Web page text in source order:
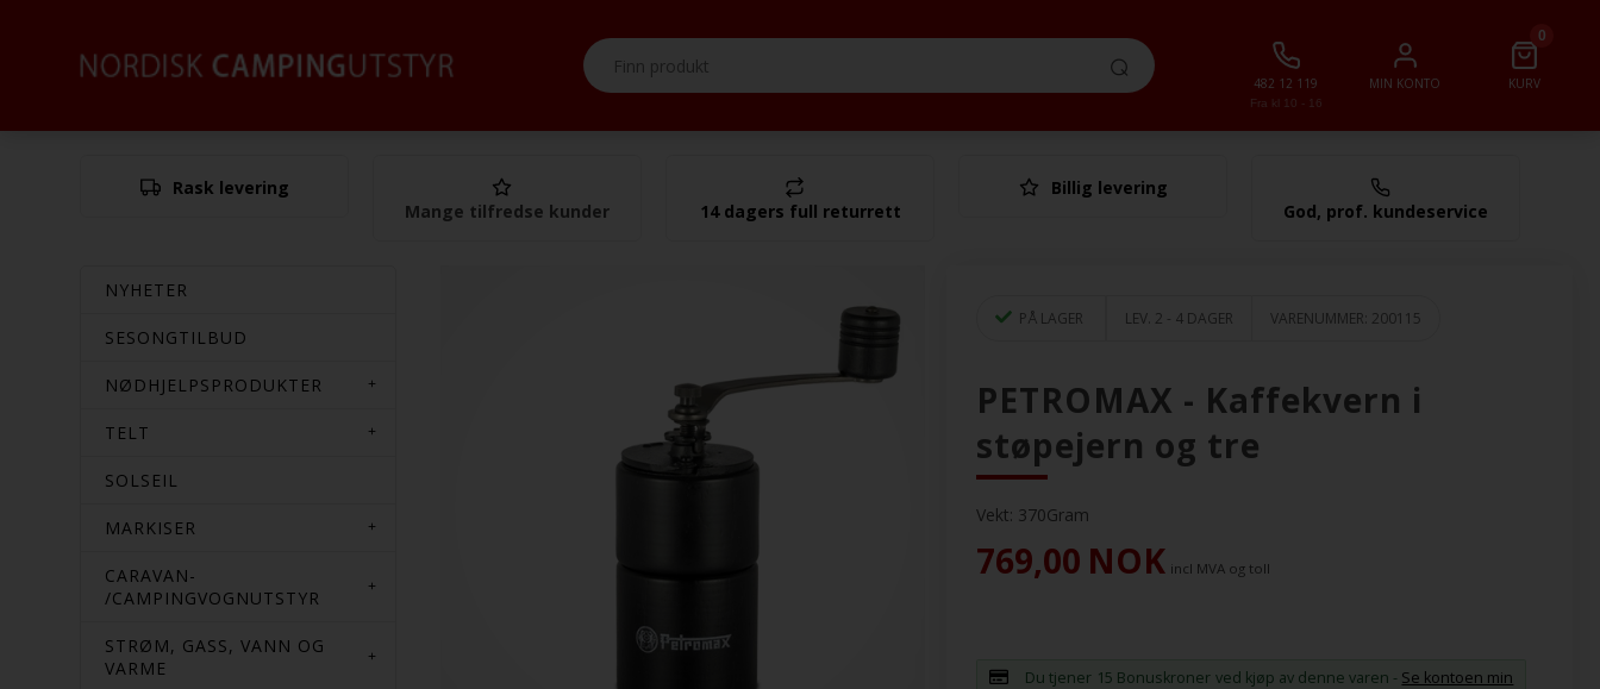
Fra kl 10 - 16
482 12 119 MIN KONTO
0
KURV
I alt
Rask levering
Mange tilfredse kunder
14 dagers full returrett
Billig levering
God, prof. kundeservice
NYHETER
SESONGTILBUD
NØDHJELPSPRODUKTER
TELT
SOLSEIL
MARKISER
CARAVAN-
/CAMPINGVOGNUTSTYR
STRØM, GASS, VANN OG
VARME
PÅ LAGER LEV. 2 - 4 DAGER VARENUMMER: 200115
PETROMAX - Kaffekvern i
støpejern og tre
Vekt: 370Gram
769,00 NOK incl MVA og toll
Du tjener 15 Bonuskroner ved kjøp av denne varen - Se kontoen min